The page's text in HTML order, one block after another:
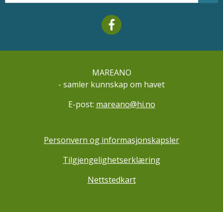
Mareano facebook
MAREANO
- samler kunnskap om havet
E-post: mareano@hi.no
Personvern og informasjonskapsler
Tilgjengelighetserklæring
Nettstedkart